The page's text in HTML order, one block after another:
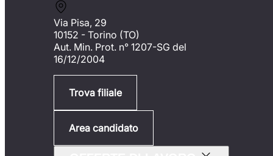
Via Pisa, 29
10152 - Torino (TO)
Aut. Min. Prot. n° 1207-SG del
16/12/2004
Trova filiale
Area candidato